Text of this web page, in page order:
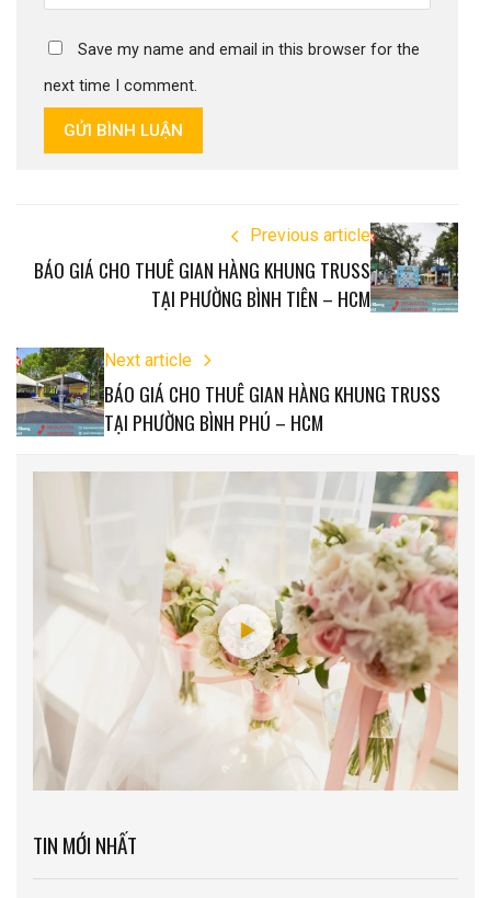
Save my name and email in this browser for the
next time I comment.
GỬI BÌNH LUẬN
Previous article
BÁO GIÁ CHO THUÊ GIAN HÀNG KHUNG TRUSS
TẠI PHƯỜNG BÌNH TIÊN – HCM
Next article
BÁO GIÁ CHO THUÊ GIAN HÀNG KHUNG TRUSS
TẠI PHƯỜNG BÌNH PHÚ – HCM
TIN MỚI NHẤT